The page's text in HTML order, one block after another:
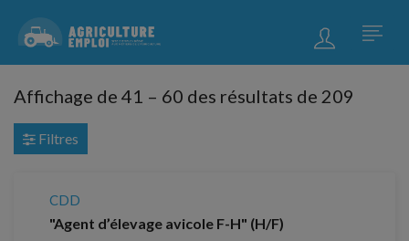
Affichage de 41 – 60 des résultats de 209
Filtres
CDD
"Agent d’élevage avicole F-H" (H/F)